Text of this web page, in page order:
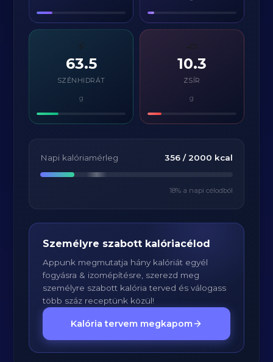
⚡
63.5
SZÉNHIDRÁT
g
10.3
ZSÍR
g
Napi kalóriamérleg 356/ 2000 kcal
18% a napi célodból
Személyre szabott kalóriacélod
Appunk megmutatja hány kalóriát egyél
fogyásra & izomépítésre, szerezd meg
személyre szabott kalória terved és válogass
több száz receptünk közül!
Kalória tervem megkapom